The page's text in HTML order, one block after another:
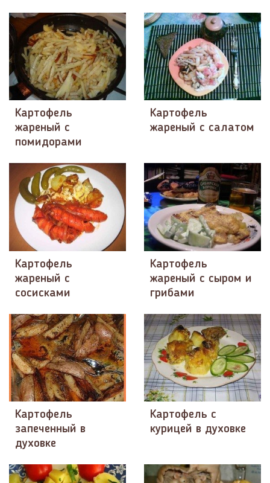
Картофель
жареный с
помидорами
Картофель
жареный с салатом
Картофель
жареный с
сосисками
Картофель
жареный с сыром и
грибами
Картофель
запеченный в
духовке
Картофель с
курицей в духовке